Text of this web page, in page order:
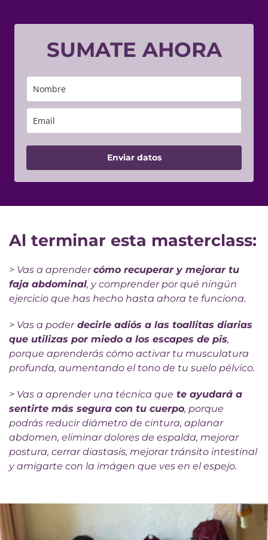
SUMATE AHORA
Enviar datos
Al terminar esta masterclass:
> Vas a aprendercómo recuperar y mejorar tu
faja abdominal, y comprender por qué ningún
ejercicio que has hecho hasta ahora te funciona.
> Vas a poderdecirle adiós a las toallitas diarias
que utilizas por miedo a los escapes de pis,
porque aprenderás cómo activar tu musculatura
profunda, aumentando el tono de tu suelo pélvico.
> Vas a aprender una técnica que te ayudará a
sentirte más segura con tu cuerpo, porque
podrás reducir diámetro de cintura, aplanar
abdomen, eliminar dolores de espalda, mejorar
postura, cerrar diastasis, mejorar tránsito intestinal
y amigarte con la imágen que ves en el espejo.